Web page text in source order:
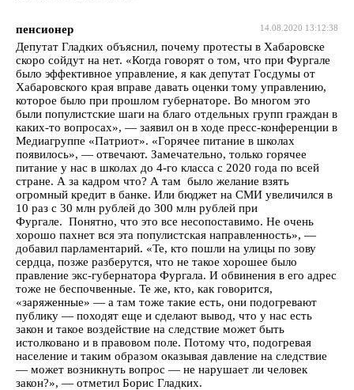
14.08.2020 13:12:38
пенсионер
Депутат Гладких объяснил, почему протесты в Хабаровске
скоро сойдут на нет. «Когда говорят о том, что при Фургале
было эффективное управление, я как депутат Госдумы от
Хабаровского края вправе давать оценки тому управлению,
которое было при прошлом губернаторе. Во многом это
были популистские шаги на благо отдельных групп граждан в
каких-то вопросах», — заявил он в ходе пресс-конференции в
Медиагруппе «Патриот». «Горячее питание в школах
появилось», — отвечают. Замечательно, только горячее
питание у нас в школах до 4-го класса с 2020 года по всей
стране. А за кадром что? А там было желание взять
огромный кредит в банке. Или бюджет на СМИ увеличился в
10 раз с 30 млн рублей до 300 млн рублей при
Фургале. Понятно, что это все несопоставимо. Не очень
хорошо пахнет вся эта популистская направленность», —
добавил парламентарий. «Те, кто пошли на улицы по зову
сердца, позже разберутся, что не такое хорошее было
правление экс-губернатора Фургала. И обвинения в его адрес
тоже не беспочвенные. Те же, кто, как говорится,
«заряженные» — а там тоже такие есть, они подогревают
публику — походят еще и сделают вывод, что у нас есть
закон и такое воздействие на следствие может быть
истолковано и в правовом поле. Потому что, подогревая
население и таким образом оказывая давление на следствие
— может возникнуть вопрос — не нарушает ли человек
закон?», — отметил Борис Гладких.